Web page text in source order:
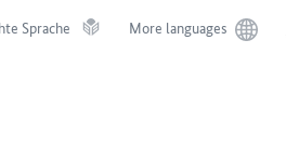
Sprache More languages